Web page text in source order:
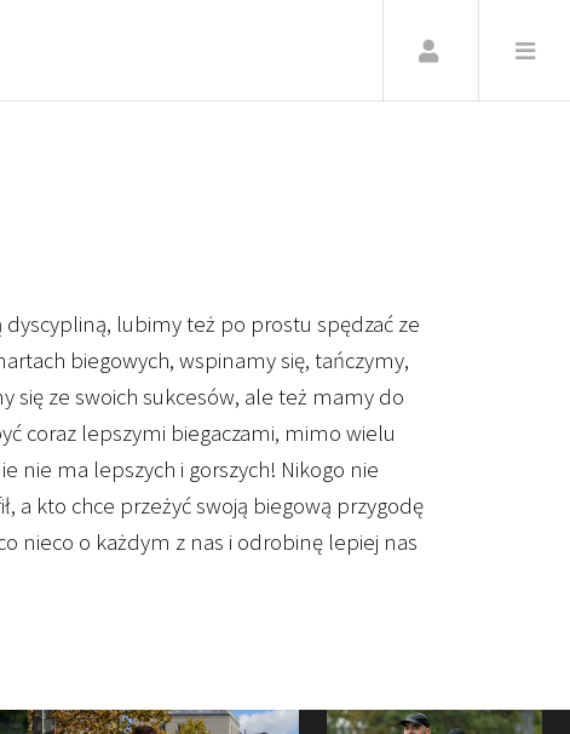
Zaloguj
dyscypliną, lubimy też po prostu spędzać ze
biegowych, wspinamy się, tańczymy,
się ze swoich sukcesów, ale też mamy do
coraz lepszymi biegaczami, mimo wielu
nie ma lepszych i gorszych! Nikogo nie
a kto chce przeżyć swoją biegową przygodę
nieco o każdym z nas i odrobinę lepiej nas